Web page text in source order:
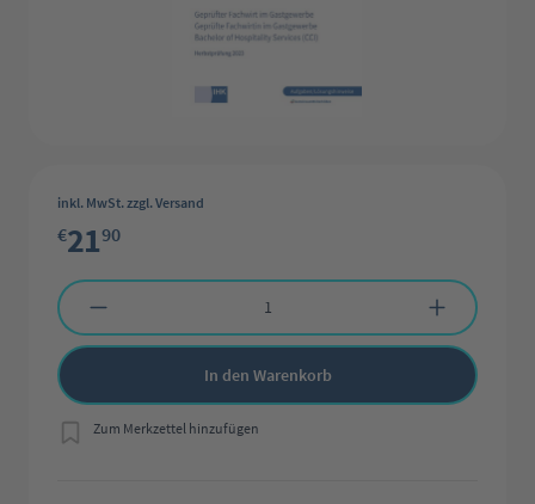
inkl. MwSt. zzgl. Versand
€2190
Produkt Anzahl: Gib den gewünschten Wert ein oder benutze die
In den Warenkorb
Zum Merkzettel hinzufügen